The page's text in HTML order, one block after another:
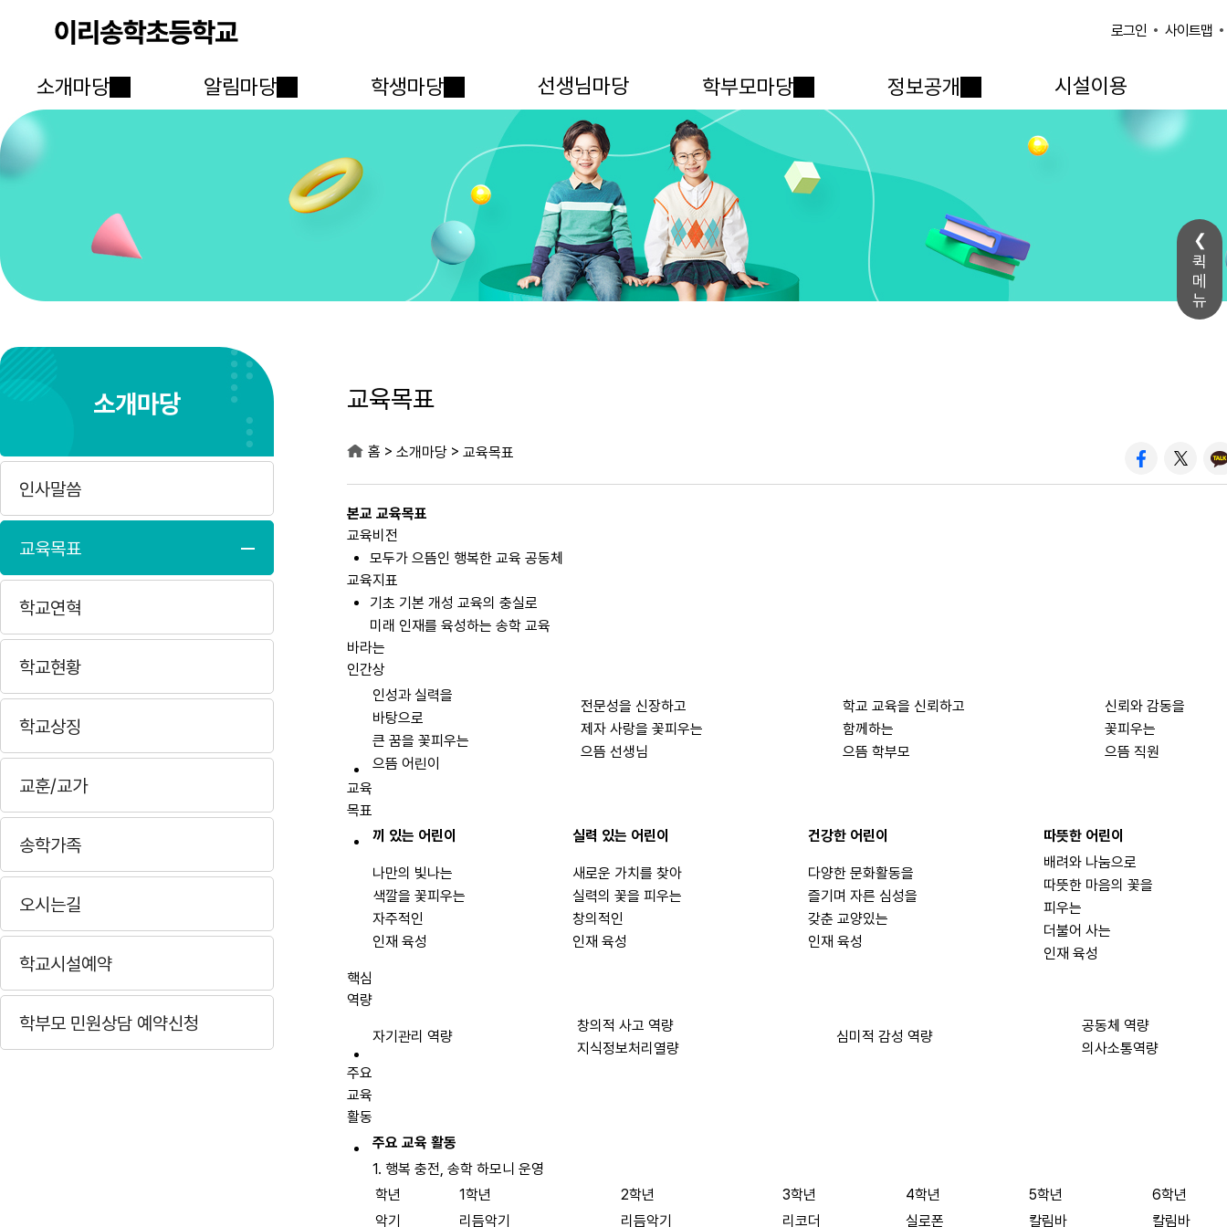
퀵
메
뉴
로그인 사이트맵
소개마당 알림마당 학생마당 선생님마당 학부모마당 정보공개 시설이용
소개마당
인사말씀
교육목표
학교연혁
학교현황
학교상징
교훈/교가
송학가족
오시는길
학교시설예약
학부모 민원상담 예약신청
교육목표
홈 > 소개마당 > 교육목표
본교 교육목표
교육비전
모두가 으뜸인 행복한 교육 공동체
교육지표
기초 기본 개성 교육의 충실로
미래 인재를 육성하는 송학 교육
바라는
인간상
인성과 실력을
바탕으로
큰 꿈을 꽃피우는
으뜸 어린이
전문성을 신장하고
제자 사랑을 꽃피우는
으뜸 선생님
학교 교육을 신뢰하고
함께하는
으뜸 학부모
신뢰와 감동을
꽃피우는
으뜸 직원
교육
목표
끼 있는 어린이
실력 있는 어린이 건강한 어린이 따뜻한 어린이
나만의 빛나는
색깔을 꽃피우는
자주적인
인재 육성
새로운 가치를 찾아
실력의 꽃을 피우는
창의적인
인재 육성
다양한 문화활동을
즐기며 자른 심성을
갖춘 교양있는
인재 육성
배려와 나눔으로
따뜻한 마음의 꽃을
피우는
더불어 사는
인재 육성
핵심
역량
자기관리 역량
창의적 사고 역량
지식정보처리열량
심미적 감성 역량
공동체 역량
의사소통역량
주요
교육
활동
주요 교육 활동
1. 행복 충전, 송학 하모니 운영
학년
1학년 2학년 3학년 4학년 5학년
6학년
악기
리듬악기 리듬악기 리코더 실로폰 칼림바 칼림바